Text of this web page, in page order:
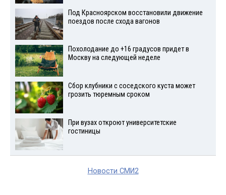
Под Красноярском восстановили движение
поездов после схода вагонов
Похолодание до +16 градусов придет в
Москву на следующей неделе
Сбор клубники с соседского куста может
грозить тюремным сроком
При вузах откроют университетские
гостиницы
Новости СМИ2